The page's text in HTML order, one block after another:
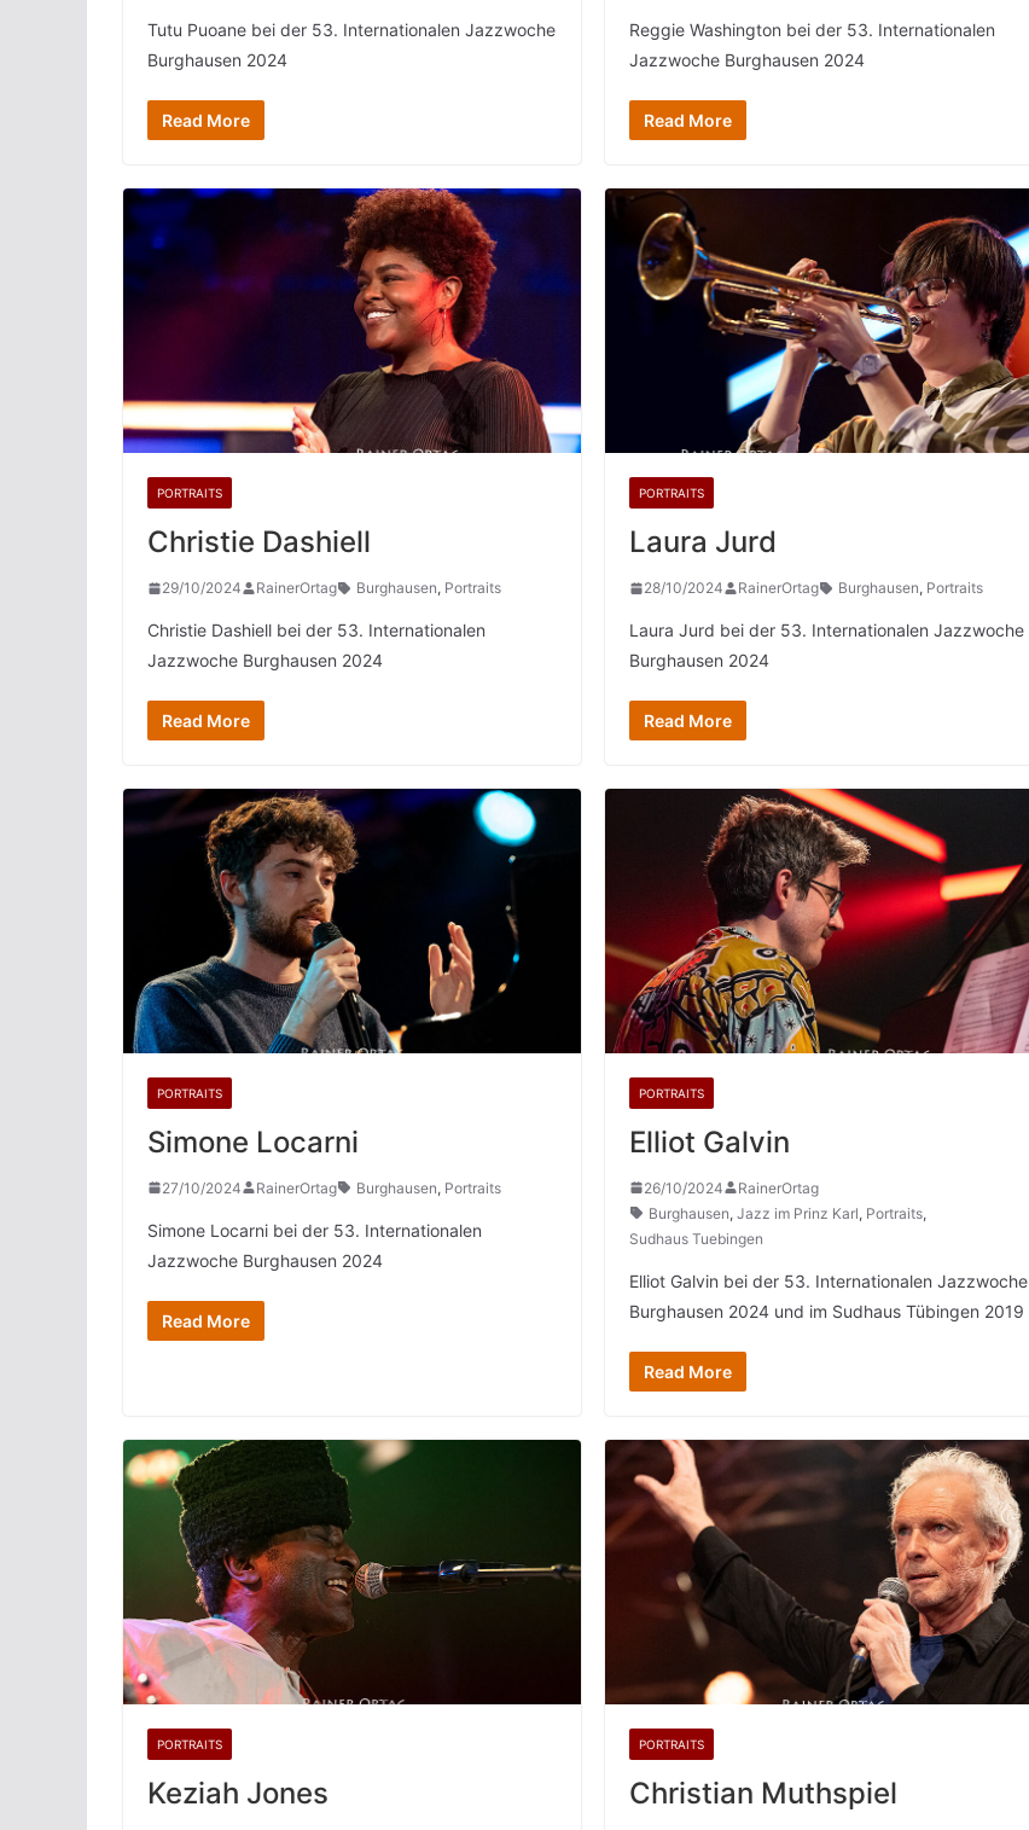
Tutu Puoane bei der 53. Internationalen Jazzwoche
Burghausen 2024
Read More
Reggie Washington bei der 53. Internationalen
Jazzwoche Burghausen 2024
Read More
PORTRAITS
Christie Dashiell
29/10/2024 RainerOrtag Burghausen, Portraits
Christie Dashiell bei der 53. Internationalen
Jazzwoche Burghausen 2024
Read More
PORTRAITS
Laura Jurd
28/10/2024 RainerOrtag Burghausen, Portraits
Laura Jurd bei der 53. Internationalen Jazzwoche
Burghausen 2024
Read More
PORTRAITS
Simone Locarni
27/10/2024 RainerOrtag Burghausen, Portraits
Simone Locarni bei der 53. Internationalen
Jazzwoche Burghausen 2024
Read More
PORTRAITS
Elliot Galvin
26/10/2024
RainerOrtag
Burghausen, Jazz im Prinz Karl, Portraits,
Sudhaus Tuebingen
Elliot Galvin bei der 53. Internationalen Jazzwoche
Burghausen 2024 und im Sudhaus Tübingen 2019
Read More
PORTRAITS
Keziah Jones
PORTRAITS
Christian Muthspiel